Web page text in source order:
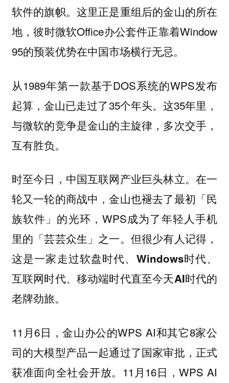
软件的旗帜。这里正是重组后的金山的所在
地，彼时微软Office办公套件正靠着Window
95的预装优势在中国市场横行无忌。
从1989年第一款基于DOS系统的WPS发布
起算，金山已走过了35个年头。这35年里，
与微软的竞争是金山的主旋律，多次交手，
互有胜负。
时至今日，中国互联网产业巨头林立。在一
轮又一轮的商战中，金山也褪去了最初「民
族软件」的光环，WPS成为了年轻人手机
里的「芸芸众生」之一。 但很少有人记得，
这是一家走过软盘时代、Windows时代、
互联网时代、移动端时代直至今天AI时代的
老牌劲旅。
11月6日，金山办公的WPS AI和其它8家公
司的大模型产品一起通过了国家审批，正式
获准面向全社会开放。11月16日，WPS AI